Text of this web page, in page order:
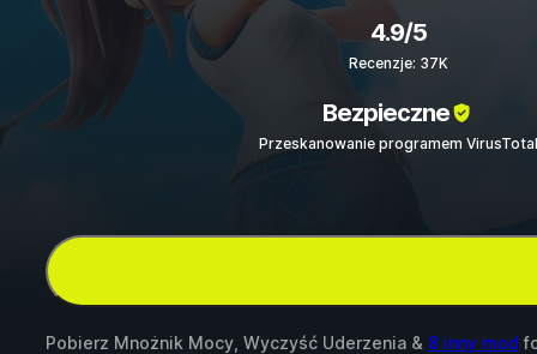
4.9/5
Recenzje: 37K
Bezpieczne
Przeskanowanie programem VirusTotal
Pobierz Mnożnik Mocy, Wyczyść Uderzenia & 8 inny mod